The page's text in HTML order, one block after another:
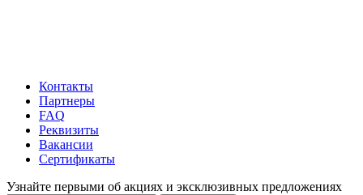
Контакты
Партнеры
FAQ
Реквизиты
Вакансии
Сертификаты
Узнайте первыми об акциях и эксклюзивных предложениях